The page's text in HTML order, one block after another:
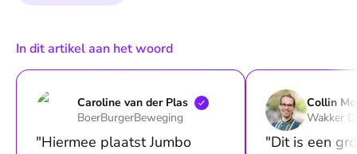
In dit artikel aan het woord
Caroline van der Plas
BoerBurgerBeweging
"Hiermee plaatst Jumbo
Collin
Wakker
"Dit is een